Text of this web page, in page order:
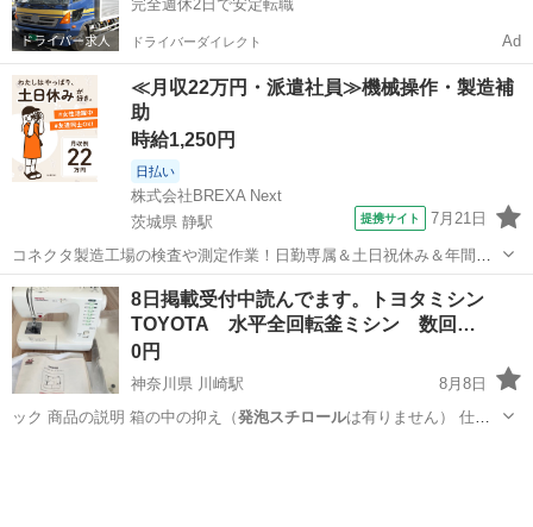
完全週休2日で安定転職
ドライバーダイレクト Ad
≪月収22万円・派遣社員≫機械操作・製造補
助
時給1,250円
日払い
株式会社BREXA Next
茨城県 静駅
提携サイト 7月21日
コネクタ製造工場の検査や測定作業！日勤専属＆土日祝休み＆年間休
日128日★クリーンルーム内作業★マイカー通勤OK＆無料駐車場あり
★就業先食堂利用可！日払い制度あり！《茨城県常陸大宮市》 人気の
工場のお仕事 ◇コネクタ製造工...
茨城 常陸大宮市 静駅 その他
8日掲載受付中読んでます。トヨタミシン
TOYOTA 水平全回転釜ミシン 数回…
0円
神奈川県 川崎駅
8月8日
ック 商品の説明 箱の中の抑え（発泡スチロールは有りません） 仕